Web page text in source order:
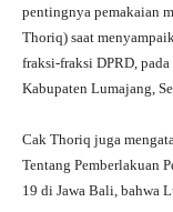
pentingnya pemakaian
Thoriq) saat
fraksi-fraksi DPRD,
Kabupaten Lumajang,
Cak Thoriq juga
Tentang Pemberlakuan
19 di Jawa Bali, bahwa